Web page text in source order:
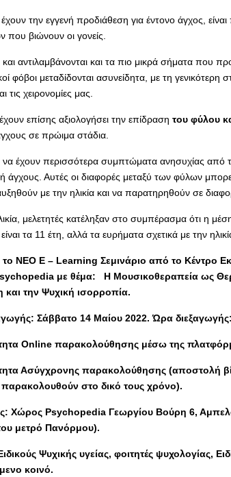
την εγγενή προδιάθεση για έντονο άγχος,
βιώνουν οι γονείς.
αντιλαμβάνονται και τα πιο μικρά σήματα που
φόβοι μεταδίδονται ασυνείδητα, με τη γενικότερη
χειρονομίες μας.
επίσης αξιολογήσει την επίδραση του φύλου
σε πρώιμα στάδια.
να έχουν περισσότερα συμπτώματα ανησυχίας
άγχους. Αυτές οι διαφορές μεταξύ των φύλων
με την ηλικία και να παρατηρηθούν σε
μελετητές κατέληξαν στο συμπέρασμα ότι η μέση
τα 11 έτη, αλλά τα ευρήματα σχετικά με την
το ΝΕΟ Ε – Learning Σεμινάριο από το Κέντρο
με θέμα: Η Μουσικοθεραπεία ως
την Ψυχική ισορροπία.
Σάββατο 14 Μαίου 2022. Ώρα
Οnline παρακολούθησης μέσω της
Ασύγχρονης παρακολούθησης (αποστολή
παρακολουθούν στο δικό τους χρόνο).
Χώρος Psychopedia Γεωργίου Βούρη 6,
μετρό Πανόρμου).
Ψυχικής υγείας, φοιτητές ψυχολογίας,
κοινό.